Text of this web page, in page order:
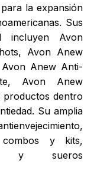
la expansión
Sus
incluyen Avon
Avon Anew
Anew Anti-
Avon Anew
productos dentro
Su amplia
combos y kits,
y sueros